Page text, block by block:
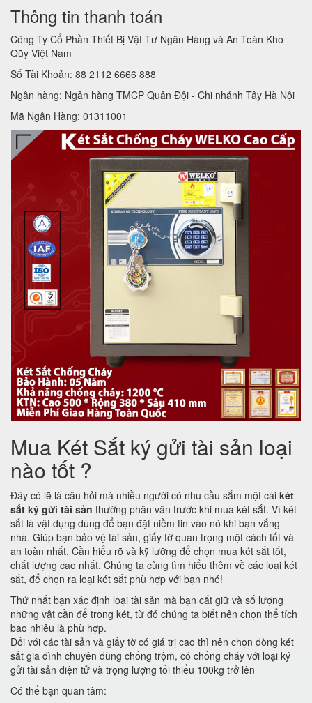
Thông tin thanh toán
Công Ty Cổ Phần Thiết Bị Vật Tư Ngân Hàng và An Toàn Kho
Qũy Việt Nam
Số Tài Khoản: 88 2112 6666 888
Ngân hàng: Ngân hàng TMCP Quân Đội - Chi nhánh Tây Hà Nội
Mã Ngân Hàng: 01311001
Mua Két Sắt ký gửi tài sản loại
nào tốt ?
Đây có lẽ là câu hỏi mà nhiều người có nhu cầu sắm một cái két
sắt ký gửi tài sản thường phân vân trước khi mua két sắt. Vì két
sắt là vật dụng dùng để bạn đặt niềm tin vào nó khi bạn vắng
nhà. Giúp bạn bảo vệ tài sản, giấy tờ quan trọng một cách tốt và
an toàn nhất. Cần hiểu rõ và kỹ lưỡng để chọn mua két sắt tốt,
chất lượng cao nhất. Chúng ta cùng tìm hiểu thêm về các loại két
sắt, để chọn ra loại két sắt phù hợp với bạn nhé!
Thứ nhất bạn xác định loại tài sản mà bạn cất giữ và số lượng
những vật cần để trong két, từ đó chúng ta biết nên chọn thể tích
bao nhiêu là phù hợp.
Đối với các tài sản và giấy tờ có giá trị cao thì nên chọn dòng két
sắt gia đình chuyên dùng chống trộm, có chống cháy với loại ký
gửi tài sản điện tử và trọng lượng tối thiểu 100kg trở lên
Có thể bạn quan tâm: